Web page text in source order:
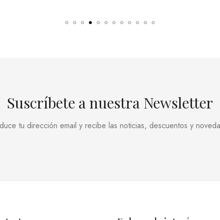
Suscríbete a nuestra Newsletter
tu dirección email y recibe las noticias, descuentos y